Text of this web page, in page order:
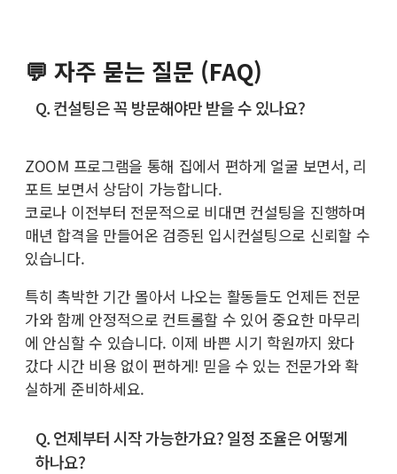
💬 자주 묻는 질문 (FAQ)
Q. 컨설팅은 꼭 방문해야만 받을 수 있나요?
ZOOM 프로그램을 통해 집에서 편하게 얼굴 보면서, 리
포트 보면서 상담이 가능합니다.
코로나 이전부터 전문적으로 비대면 컨설팅을 진행하며
매년 합격을 만들어온 검증된 입시컨설팅으로 신뢰할 수
있습니다.
특히 촉박한 기간 몰아서 나오는 활동들도 언제든 전문
가와 함께 안정적으로 컨트롤할 수 있어 중요한 마무리
에 안심할 수 있습니다. 이제 바쁜 시기 학원까지 왔다
갔다 시간 비용 없이 편하게! 믿을 수 있는 전문가와 확
실하게 준비하세요.
Q. 언제부터 시작 가능한가요? 일정 조율은 어떻게
하나요?